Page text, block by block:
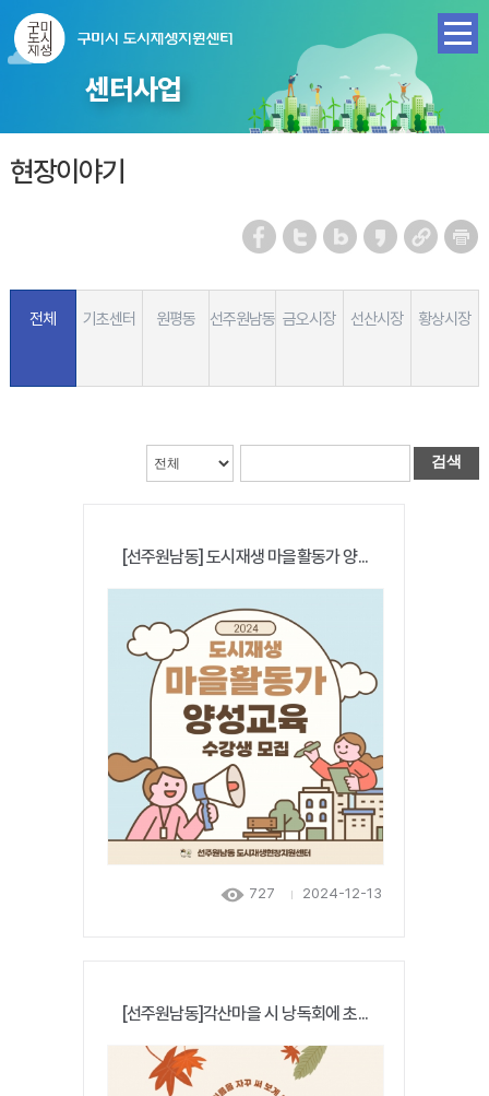
센터사업
현장이야기
전체 기초센터 원평동 선주원남동 금오시장 선산시장 황상시장
검색
[선주원남동] 도시재생 마을활동가 양...
727 2024-12-13
[선주원남동]각산마을 시 낭독회에 초...